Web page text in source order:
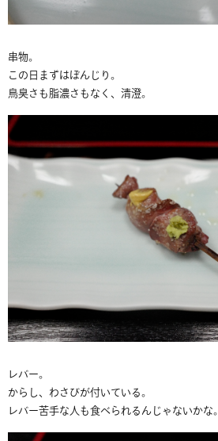
串物。
この日まずはぼんじり。
鳥臭さも脂濃さもなく、清澄。
レバー。
からし、わさびが付いている。
レバー苦手な人も食べられるんじゃないかな。